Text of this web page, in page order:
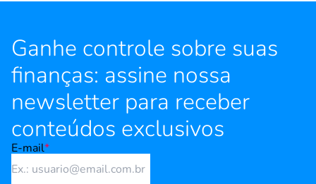
Ganhe controle sobre suas
finanças: assine nossa
newsletter para receber
conteúdos exclusivos
E-mail*